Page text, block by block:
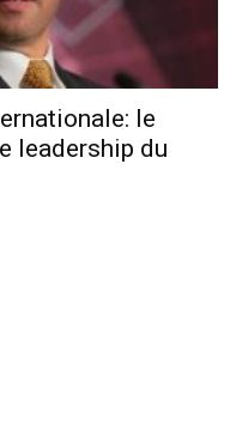
le
leadership du